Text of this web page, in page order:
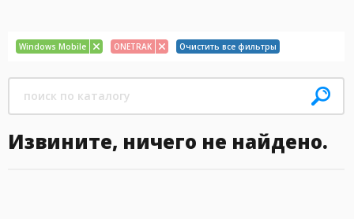
Windows Mobile ONETRAK Очистить все фильтры
Извините, ничего не найдено.